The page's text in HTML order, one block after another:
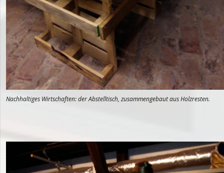
Nachhaltiges Wirtschaften: der Abstelltisch, zusammengebaut aus Holzresten.